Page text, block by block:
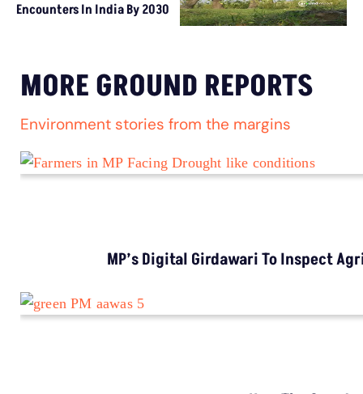
Encounters In India By 2030
MORE GROUND REPORTS
Environment stories from the margins